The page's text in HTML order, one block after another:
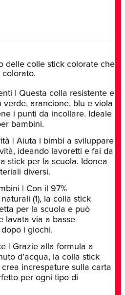
delle colle stick colorate che
| Questa colla resistente e
verde, arancione, blu e viola
i punti da incollare. Ideale
bambini.
| Aiuta i bimbi a sviluppare
ideando lavoretti e fai da
stick per la scuola. Idonea
diversi.
| Con il 97%
(1), la colla stick
per la scuola e può
lavata via a basse
i giochi.
| Grazie alla formula a
d’acqua, la colla stick
increspature sulla carta
per ogni tipo di